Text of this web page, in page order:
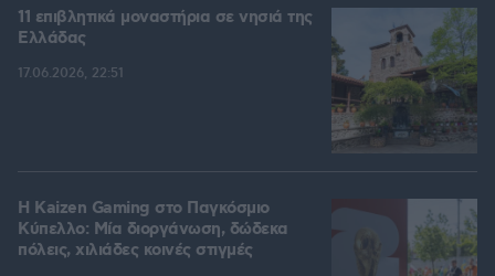
11 επιβλητικά μοναστήρια σε νησιά της
Ελλάδας
17.06.2026, 22:51
H Kaizen Gaming στο Παγκόσμιο
Kύπελλο: Μία διοργάνωση, δώδεκα
πόλεις, χιλιάδες κοινές στιγμές